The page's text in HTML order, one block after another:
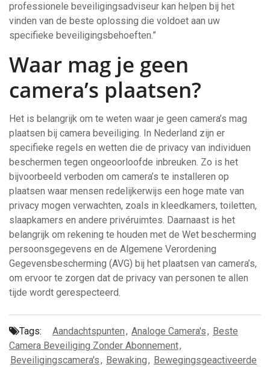
professionele beveiligingsadviseur kan helpen bij het
vinden van de beste oplossing die voldoet aan uw
specifieke beveiligingsbehoeften.”
Waar mag je geen
camera’s plaatsen?
Het is belangrijk om te weten waar je geen camera’s mag
plaatsen bij camera beveiliging. In Nederland zijn er
specifieke regels en wetten die de privacy van individuen
beschermen tegen ongeoorloofde inbreuken. Zo is het
bijvoorbeeld verboden om camera’s te installeren op
plaatsen waar mensen redelijkerwijs een hoge mate van
privacy mogen verwachten, zoals in kleedkamers, toiletten,
slaapkamers en andere privéruimtes. Daarnaast is het
belangrijk om rekening te houden met de Wet bescherming
persoonsgegevens en de Algemene Verordening
Gegevensbescherming (AVG) bij het plaatsen van camera’s,
om ervoor te zorgen dat de privacy van personen te allen
tijde wordt gerespecteerd.
Tags: Aandachtspunten, Analoge Camera's, Beste
Camera Beveiliging Zonder Abonnement,
Beveiligingscamera's, Bewaking, Bewegingsgeactiveerde